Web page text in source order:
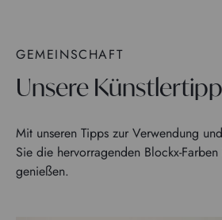
GEMEINSCHAFT
Unsere
Mit unseren Tipps zur Verwendung
Sie die hervorragenden Blockx-
genießen.